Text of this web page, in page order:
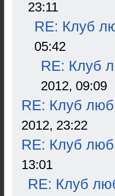
23:11
RE: Клуб
05:42
RE: Клуб
2012, 09:09
RE: Клуб
2012, 23:22
RE: Клуб
13:01
RE: Клуб